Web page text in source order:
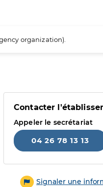
organization).
Contacter
Appeler le secrétariat
04 26 78 13 13
Signaler une